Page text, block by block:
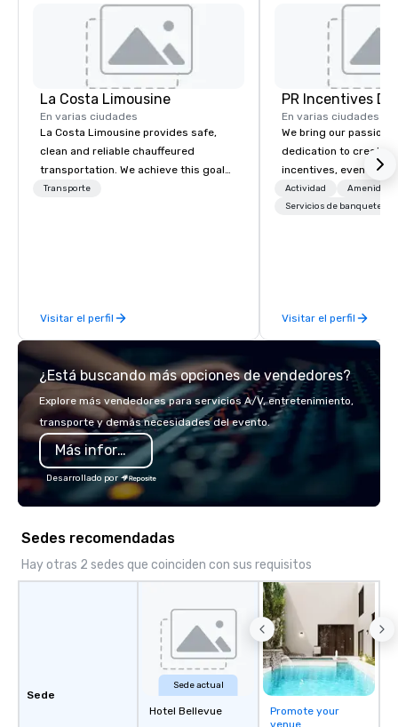
La Costa Limousine
En varias ciudades
La Costa Limousine provides safe,
clean and reliable chauffeured
transportation. We achieve this goal
with highly trained chauffeurs, the
late model luxury vehicles to the
highly experienced and professional
team of chauffeurs and support staff;
you will know quality when you travel
with La Costa Limousine.
Transporte
Visitar el perfil
PR Incentives
En varias ciudades
We bring our passion,
dedication to create
incentives, events,
meetings, product
luxury travel
Actividad
Servicios de banquetes
Visitar el perfil
¿Está buscando más opciones de vendedores?
Explore más vendedores para servicios A/V, entretenimiento,
transporte y demás necesidades del evento.
Más información
Desarrollado por
Sedes recomendadas
Hay otras 2 sedes que coinciden con sus requisitos
Sede
Sede actual
Hotel Bellevue
Promote your
venue